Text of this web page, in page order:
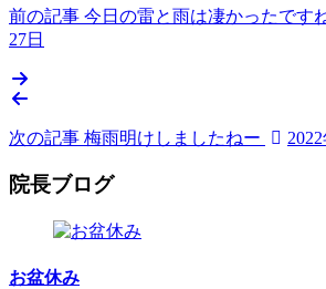
前の記事 今日の雷と雨は凄かったです
27日
次の記事 梅雨明けしましたねー
院長ブログ
お盆休み